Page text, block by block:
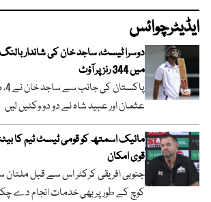
ایڈیٹرچوائس
دوسرا ٹیسٹ، ساجد خان کی شاندار
میں 344 رنز پر آؤٹ
عثمان اور عبید شاہ نے دو دو وکٹیں لیں
مائیک اسمتھ کو قومی ٹیسٹ ٹیم کا
قوی امکان
جنوبی افریقی کرکٹر اس سے قبل
کوچ کے طور پر بھی خدمات انجام دے